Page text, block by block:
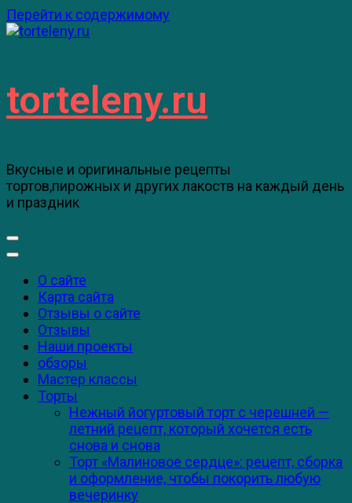
Перейти к содержимому
torteleny.ru
Вкусные и оригинальные рецепты
тортов,пирожных и других лакоств на каждый день
и праздник
О сайте
Карта сайта
Отзывы о сайте
Отзывы
Наши проекты
обзоры
Мастер классы
Торты
Нежный йогуртовый торт с черешней —
летний рецепт, который хочется есть
снова и снова
Торт «Малиновое сердце»: рецепт, сборка
и оформление, чтобы покорить любую
вечеринку